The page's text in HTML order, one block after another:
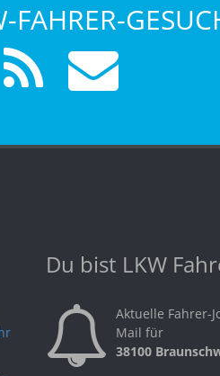
FAHRER-
Du bist LKW
Aktuelle Fahrer-
Mail für
38100